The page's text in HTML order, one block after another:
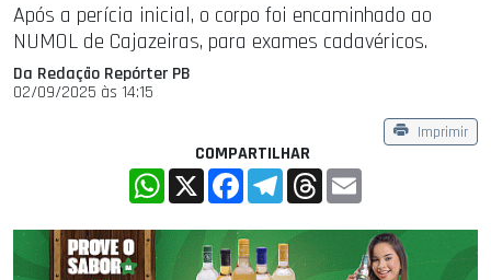
Após a perícia inicial, o corpo foi encaminhado ao
NUMOL de Cajazeiras, para exames cadavéricos.
Da Redação Repórter PB
02/09/2025 às 14:15
Imprimir
COMPARTILHAR
WhatsApp
X FacebookTelegramThreads